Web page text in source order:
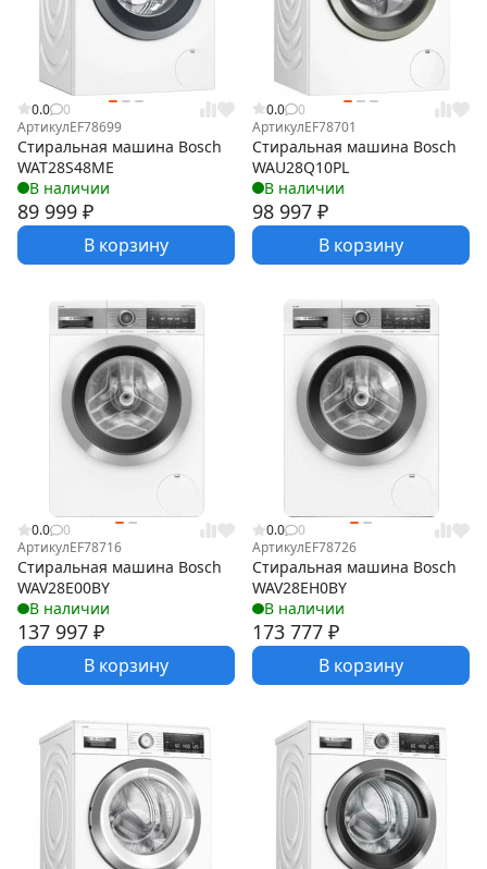
0.0
0
АртикулEF78699
Стиральная машина Bosch
WAT28S48ME
В наличии
89 999 ₽
В корзину
0.0
0
АртикулEF78701
Стиральная машина Bosch
WAU28Q10PL
В наличии
98 997 ₽
В корзину
0.0
0
АртикулEF78716
Стиральная машина Bosch
WAV28E00BY
В наличии
137 997 ₽
В корзину
0.0
0
АртикулEF78726
Стиральная машина Bosch
WAV28EH0BY
В наличии
173 777 ₽
В корзину